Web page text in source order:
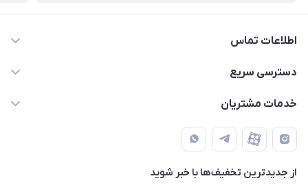
اطلاعات تماس
۰۲۱91095320 - 09120057355 - 09915561288
حضوری از قبل با پشتیبان های فروشگاه هماهنگ کنید)
دسترسی سریع
حساب کاربری
لیست محصولات
تماس با ما
خدمات مشتریان
قوانین و مقررات
حریم خصوصی
راهنما
از جدید‌ترین تخفیف‌ها با‌ خبر شوید